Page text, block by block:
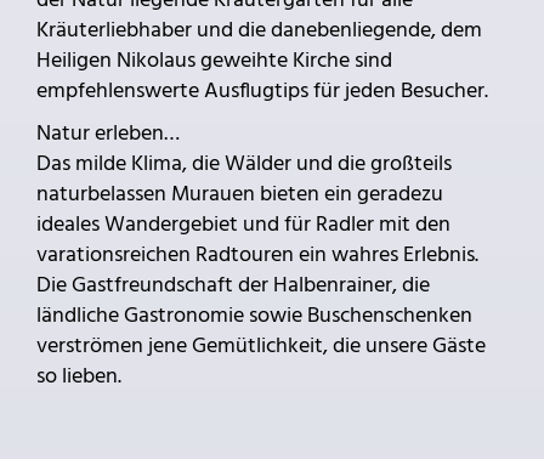
Kräuterliebhaber und die danebenliegende, dem
Heiligen Nikolaus geweihte Kirche sind
empfehlenswerte Ausflugtips für jeden Besucher.
Natur erleben…
Das milde Klima, die Wälder und die großteils
naturbelassen Murauen bieten ein geradezu
ideales Wandergebiet und für Radler mit den
varationsreichen Radtouren ein wahres Erlebnis.
Die Gastfreundschaft der Halbenrainer, die
ländliche Gastronomie sowie Buschenschenken
verströmen jene Gemütlichkeit, die unsere Gäste
so lieben.